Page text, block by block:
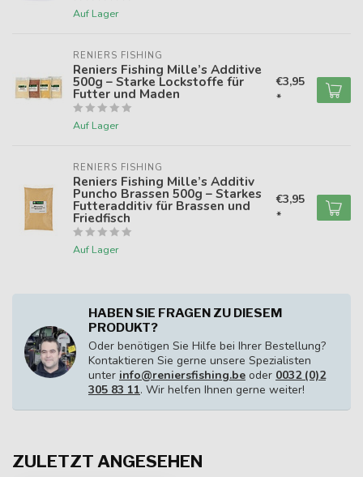
Auf Lager
RENIERS FISHING
Reniers Fishing Mille’s Additive
500g – Starke Lockstoffe für
Futter und Maden
Auf Lager
€3,95
*
RENIERS FISHING
Reniers Fishing Mille’s Additiv
Puncho Brassen 500g – Starkes
Futteradditiv für Brassen und
Friedfisch
Auf Lager
€3,95
*
HABEN SIE FRAGEN ZU DIESEM
PRODUKT?
Oder benötigen Sie Hilfe bei Ihrer Bestellung?
Kontaktieren Sie gerne unsere Spezialisten
unter info@reniersfishing.be oder 0032 (0)2
305 83 11. Wir helfen Ihnen gerne weiter!
ZULETZT ANGESEHEN